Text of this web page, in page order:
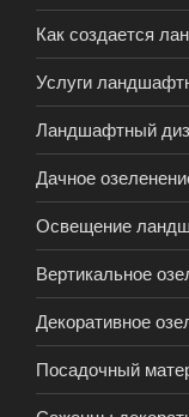
Как создается
Услуги
Ландшафтный
Дачное
Освещение
Вертикальное
Декоративное
Посадочный